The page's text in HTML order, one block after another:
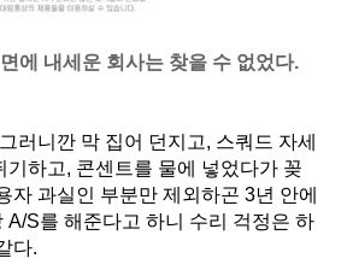
에 내세운 회사는 찾을 수 없었다.
그러니깐 막 집어 던지고, 스쿼드 자세
기하고, 콘센트를 물에 넣었다가 꽂
자 과실인 부분만 제외하곤 3년 안에
A/S를 해준다고 하니 수리 걱정은 하
다.